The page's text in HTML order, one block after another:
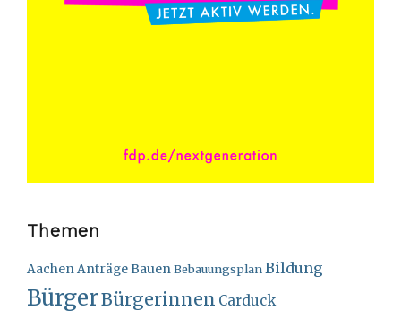
Themen
AachenAnträgeBauenBebauungsplanBildung
BürgerBürgerinnen Carduck